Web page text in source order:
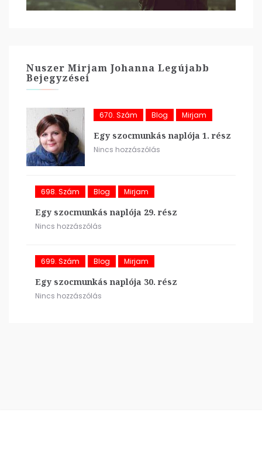
Nuszer Mirjam Johanna Legújabb
Bejegyzései
670. Szám Blog Mirjam
Egy szocmunkás naplója 1. rész
Nincs hozzászólás
698. Szám Blog Mirjam
Egy szocmunkás naplója 29. rész
Nincs hozzászólás
699. Szám Blog Mirjam
Egy szocmunkás naplója 30. rész
Nincs hozzászólás